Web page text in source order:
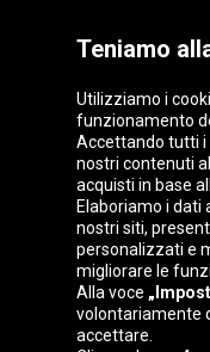
Gruppo
Belgique
España
Teniamo
Utilizziamo i
funzionamento
Accettando tutti i
nostri contenuti
acquisti in base
Elaboriamo i dati
nostri siti,
personalizzati e
migliorare le
Alla voce
volontariamente
accettare.